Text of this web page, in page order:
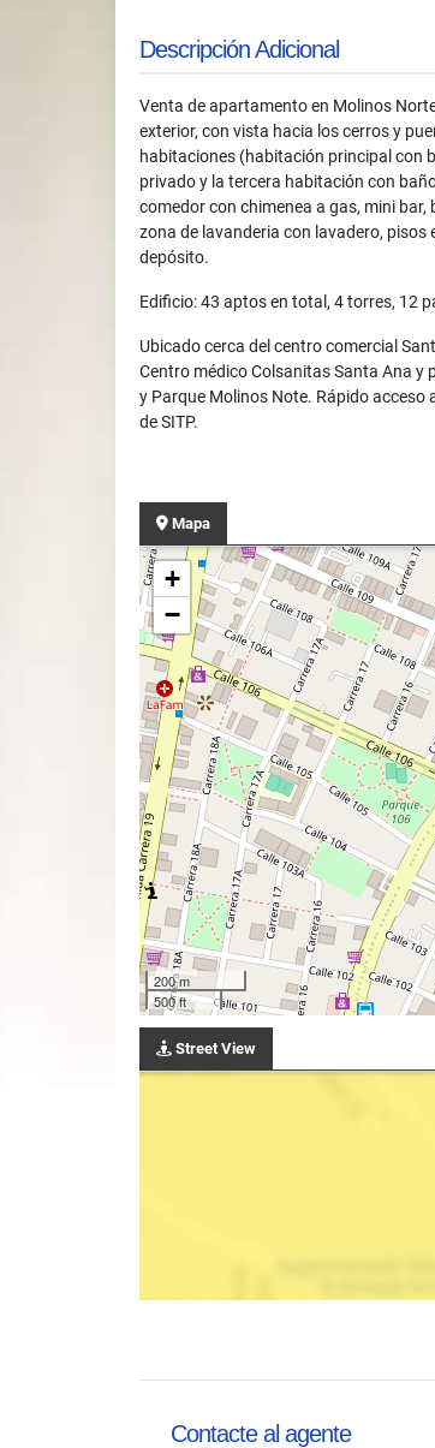
Descripción Adicional
Venta de apartamento en Molinos
exterior, con vista hacia los cerros y
habitaciones (habitación principal con
privado y la tercera habitación con
comedor con chimenea a gas, mini
zona de lavanderia con lavadero, pisos
depósito.
Edificio: 43 aptos en total, 4 torres, 12
Ubicado cerca del centro comercial
Centro médico Colsanitas Santa Ana y
y Parque Molinos Note. Rápido acceso
de SITP.
Mapa
+
−
200 m
500 ft
Street View
Contacte al agente